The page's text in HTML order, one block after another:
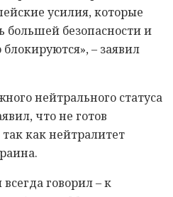
усилия, которые
большей безопасности и
– заявил
нейтрального статуса
что не готов
так как нейтралитет
говорил – к